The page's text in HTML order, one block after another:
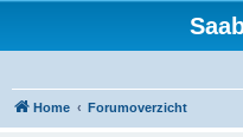
Home Forumoverzicht